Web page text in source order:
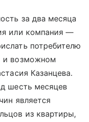
за два месяца
или компания —
потребителю
и возможном
Казанцева.
шесть месяцев
является
из квартиры,